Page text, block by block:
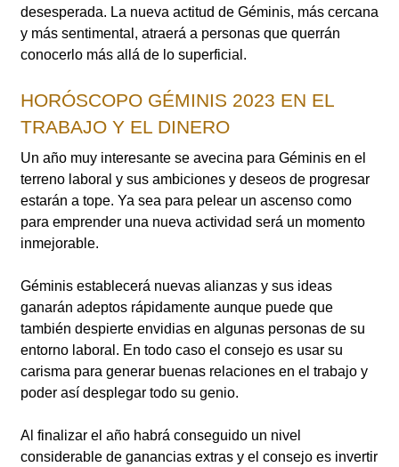
desesperada. La nueva actitud de Géminis, más cercana
y más sentimental, atraerá a personas que querrán
conocerlo más allá de lo superficial.
HORÓSCOPO GÉMINIS 2023 EN EL
TRABAJO Y EL DINERO
Un año muy interesante se avecina para Géminis en el
terreno laboral y sus ambiciones y deseos de progresar
estarán a tope. Ya sea para pelear un ascenso como
para emprender una nueva actividad será un momento
inmejorable.
Géminis establecerá nuevas alianzas y sus ideas
ganarán adeptos rápidamente aunque puede que
también despierte envidias en algunas personas de su
entorno laboral. En todo caso el consejo es usar su
carisma para generar buenas relaciones en el trabajo y
poder así desplegar todo su genio.
Al finalizar el año habrá conseguido un nivel
considerable de ganancias extras y el consejo es invertir